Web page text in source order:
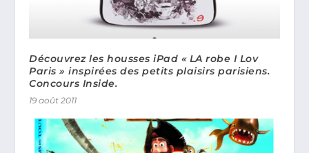
Découvrez les housses iPad « LA robe I Lov
Paris » inspirées des petits plaisirs parisiens.
Concours Inside.
19 août 2011